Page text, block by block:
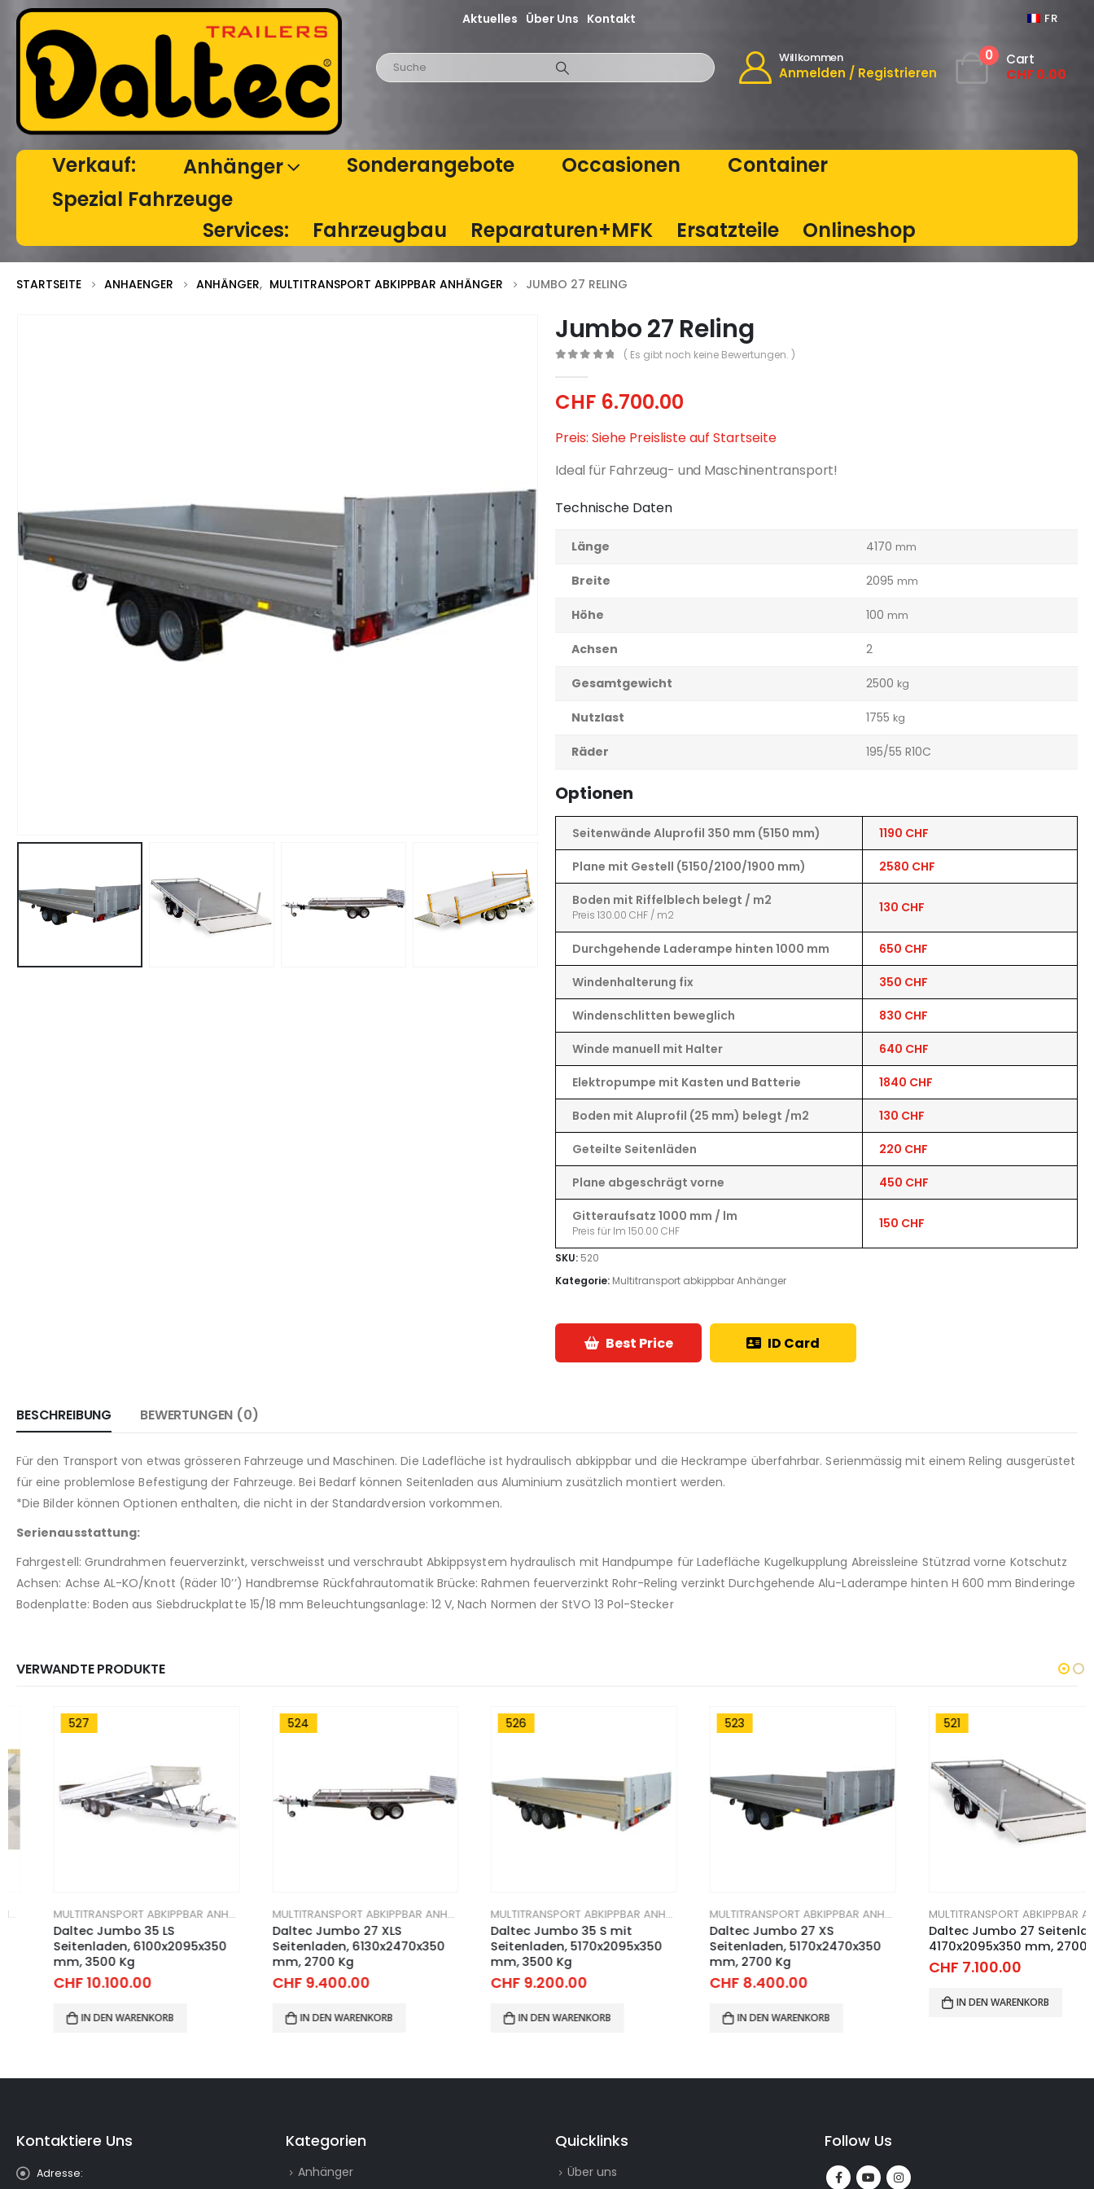
Aktuelles Über Uns Kontakt FR
Willkommen
Anmelden / Registrieren
0 Cart
CHF0.00
Verkauf: Anhänger Sonderangebote Occasionen
Container
Spezial Fahrzeuge
Services:
Fahrzeugbau Reparaturen+MFK Ersatzteile Onlineshop
STARTSEITE ANHAENGER ANHÄNGER, MULTITRANSPORT ABKIPPBAR ANHÄNGER JUMBO 27 RELING
Jumbo 27 Reling
( Es gibt noch keine Bewertungen. )
CHF 6.700.00
Preis: Siehe Preisliste auf Startseite
Ideal für Fahrzeug- und Maschinentransport!
Technische Daten
Länge 4170 mm
Breite 2095 mm
Höhe 100 mm
Achsen 2
Gesamtgewicht 2500 kg
Nutzlast 1755 kg
Räder 195/55 R10C
Optionen
Seitenwände Aluprofil 350 mm (5150 mm) 1190 CHF
Plane mit Gestell (5150/2100/1900 mm) 2580 CHF
Boden mit Riffelblech belegt / m2
Preis 130.00 CHF / m2 130 CHF
Durchgehende Laderampe hinten 1000 mm 650 CHF
Windenhalterung fix 350 CHF
Windenschlitten beweglich 830 CHF
Winde manuell mit Halter 640 CHF
Elektropumpe mit Kasten und Batterie 1840 CHF
Boden mit Aluprofil (25 mm) belegt /m2 130 CHF
Geteilte Seitenläden 220 CHF
Plane abgeschrägt vorne 450 CHF
Gitteraufsatz 1000 mm / lm
Preis für lm 150.00 CHF 150 CHF
SKU: 520
Kategorie: Multitransport abkippbar Anhänger
Best Price ID Card
BESCHREIBUNG BEWERTUNGEN (0)
Für den Transport von etwas grösseren Fahrzeuge und Maschinen. Die Ladefläche ist hydraulisch abkippbar und die Heckrampe überfahrbar. Serienmässig mit einem Reling ausgerüstet
für eine problemlose Befestigung der Fahrzeuge. Bei Bedarf können Seitenladen aus Aluminium zusätzlich montiert werden.
*Die Bilder können Optionen enthalten, die nicht in der Standardversion vorkommen.
Serienausstattung:
Fahrgestell: Grundrahmen feuerverzinkt, verschweisst und verschraubt Abkippsystem hydraulisch mit Handpumpe für Ladefläche Kugelkupplung Abreissleine Stützrad vorne Kotschutz
Achsen: Achse AL-KO/Knott (Räder 10’’) Handbremse Rückfahrautomatik Brücke: Rahmen feuerverzinkt Rohr-Reling verzinkt Durchgehende Alu-Laderampe hinten H 600 mm Binderinge
Bodenplatte: Boden aus Siebdruckplatte 15/18 mm Beleuchtungsanlage: 12 V, Nach Normen der StVO 13 Pol-Stecker
VERWANDTE PRODUKTE
MULTITRANSPORT ABKIPPBAR ANHÄNGER
Daltec Jumbo 35 LS
Seitenladen, 6100x2095x350
mm, 3500 Kg
10.100.00
IN DEN WARENKORB
MULTITRANSPORT ABKIPPBAR ANHÄNGER
Daltec Jumbo 27 XLS
Seitenladen, 6130x2470x350
mm, 2700 Kg
9.400.00
IN DEN WARENKORB
MULTITRANSPORT ABKIPPBAR ANHÄNGER
Daltec Jumbo 35 S mit
Seitenladen, 5170x2095x350
mm, 3500 Kg
9.200.00
IN DEN WARENKORB
MULTITRANSPORT ABKIPPBAR ANHÄNGER
Daltec Jumbo 27 XS
Seitenladen, 5170x2470x350
mm, 2700 Kg
8.400.00
IN DEN WARENKORB
MULTITRANSPORT ABKIPPBAR ANHÄNGER
Daltec Jumbo 27 Seitenladen,
4170x2095x350 mm, 2700 Kg
7.100.00
IN DEN WARENKORB
Kontaktiere Uns
Adresse:
Kategorien
Anhänger
Quicklinks
Über uns
Follow Us